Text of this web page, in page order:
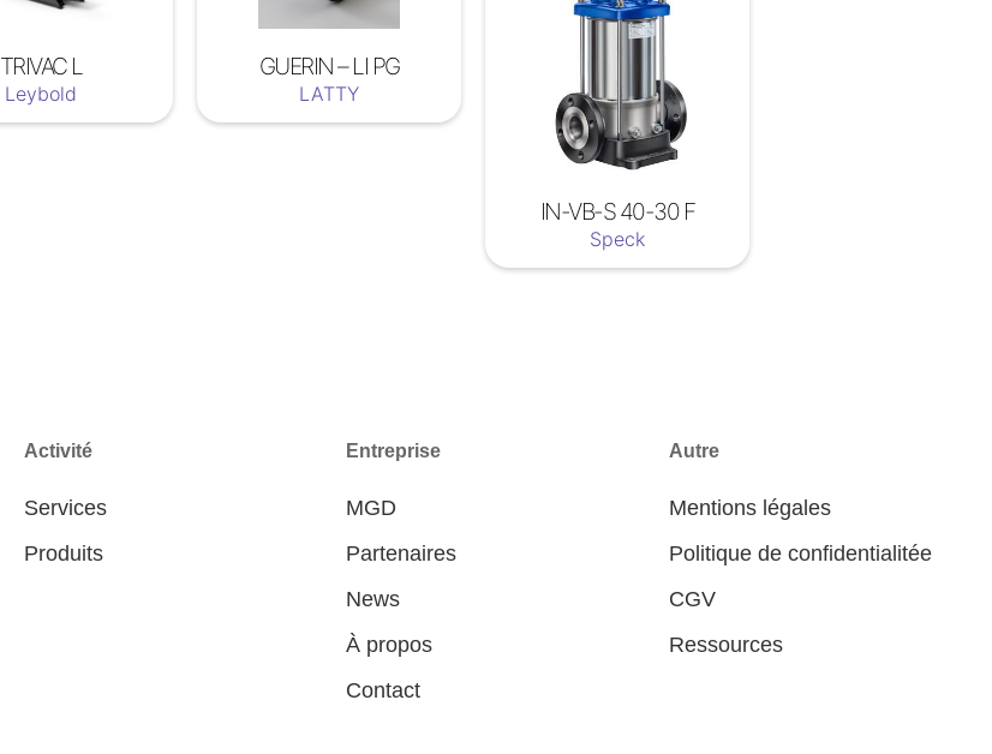
TRIVAC L
Leybold
GUERIN – LI PG
LATTY
IN-VB-S 40-30 F
Speck
Activité
Services
Produits
Entreprise
MGD
Partenaires
News
À propos
Contact
Autre
Mentions légales
Politique de confidentialitée
CGV
Ressources